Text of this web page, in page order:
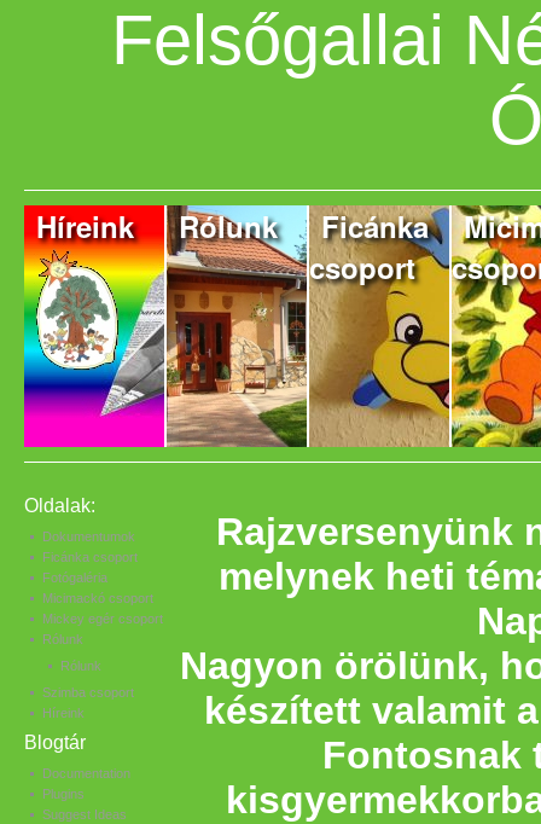
Felsőgallai
Híreink Rólunk
Ficánka
csoport
Rajzversenyünk
melynek heti
Nagyon örölünk,
készített valamit
Fontosnak
Oldalak:
Dokumentumok
Ficánka csoport
Fotógaléria
Micimackó csoport
Mickey egér csoport
Rólunk
Rólunk
Szimba csoport
Híreink
Blogtár
Documentation
Plugins
Suggest Ideas